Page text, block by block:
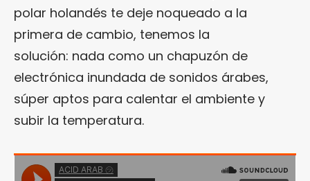
polar holandés te deje noqueado a la
primera de cambio, tenemos la
solución: nada como un chapuzón de
electrónica inundada de sonidos árabes,
súper aptos para calentar el ambiente y
subir la temperatura.